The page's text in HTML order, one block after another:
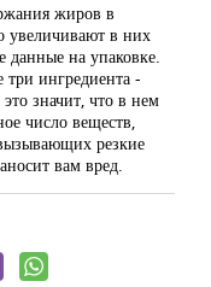
жиров в
увеличивают в них
данные на упаковке.
ингредиента -
значит, что в нем
число веществ,
резкие
вам вред.